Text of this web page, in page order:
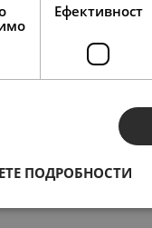
Ефективност
ПОДРОБНОСТИ